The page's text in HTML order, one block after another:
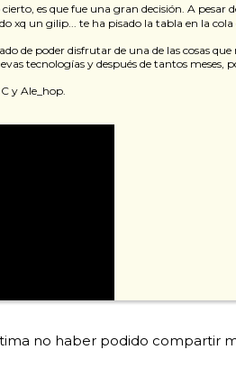
es que fue una gran decisión. A pesar
xq un gilip... te ha pisado la tabla en la
de poder disfrutar de una de las cosas
tecnologías y después de tantos meses,
y Ale_hop.
no haber podido compartir